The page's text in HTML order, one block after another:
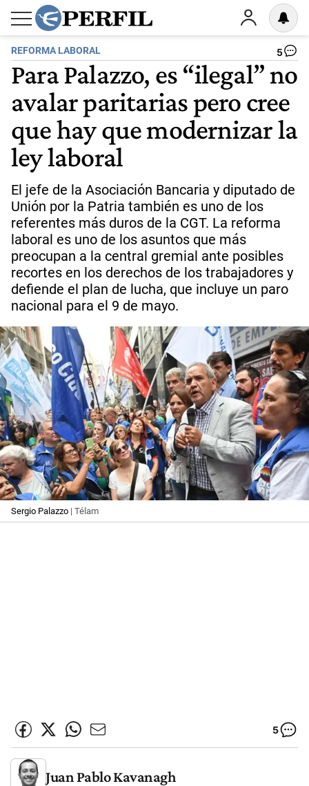
REFORMA LABORAL 5
Para Palazzo, es “ilegal” no
avalar paritarias pero cree
que hay que modernizar la
ley laboral
El jefe de la Asociación Bancaria y diputado de
Unión por la Patria también es uno de los
referentes más duros de la CGT. La reforma
laboral es uno de los asuntos que más
preocupan a la central gremial ante posibles
recortes en los derechos de los trabajadores y
defiende el plan de lucha, que incluye un paro
nacional para el 9 de mayo.
Sergio Palazzo | Télam
5
Juan Pablo Kavanagh